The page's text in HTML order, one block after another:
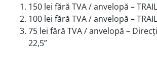
150 lei fără TVA / anvelopă –
100 lei fără TVA / anvelopă –
75 lei fără TVA / anvelopă –
22,5”